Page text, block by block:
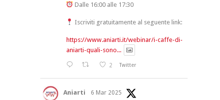
Dalle 16:00 alle 17:30
Iscriviti gratuitamente al seguente link:
https://www.aniarti.it/webinar/i-caffe-di-
aniarti-quali-sono...
2 Twitter
Aniarti 6 Mar 2025